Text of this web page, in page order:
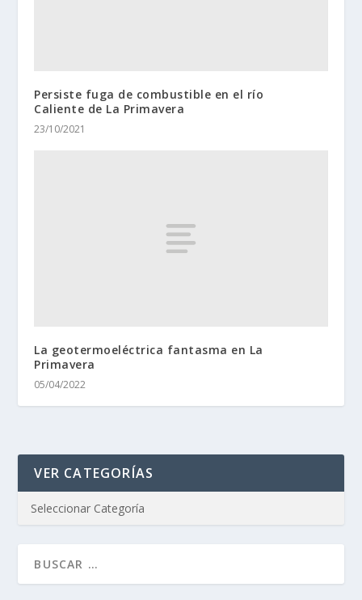
Persiste fuga de combustible en el río
Caliente de La Primavera
23/10/2021
La geotermoeléctrica fantasma en La
Primavera
05/04/2022
VER CATEGORÍAS